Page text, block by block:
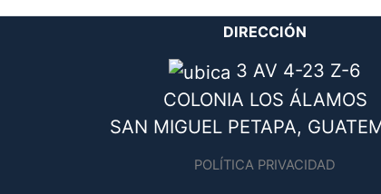
DIRECCIÓN
3 AV 4-23 Z-6
COLONIA LOS ÁLAMOS
SAN MIGUEL PETAPA,
POLÍTICA PRIVACIDAD